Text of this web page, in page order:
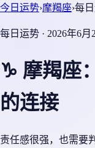
今日运势›摩羯座›每
每日运势 · 2026年6月
♑ 摩羯座
的连接
责任感很强，也需要